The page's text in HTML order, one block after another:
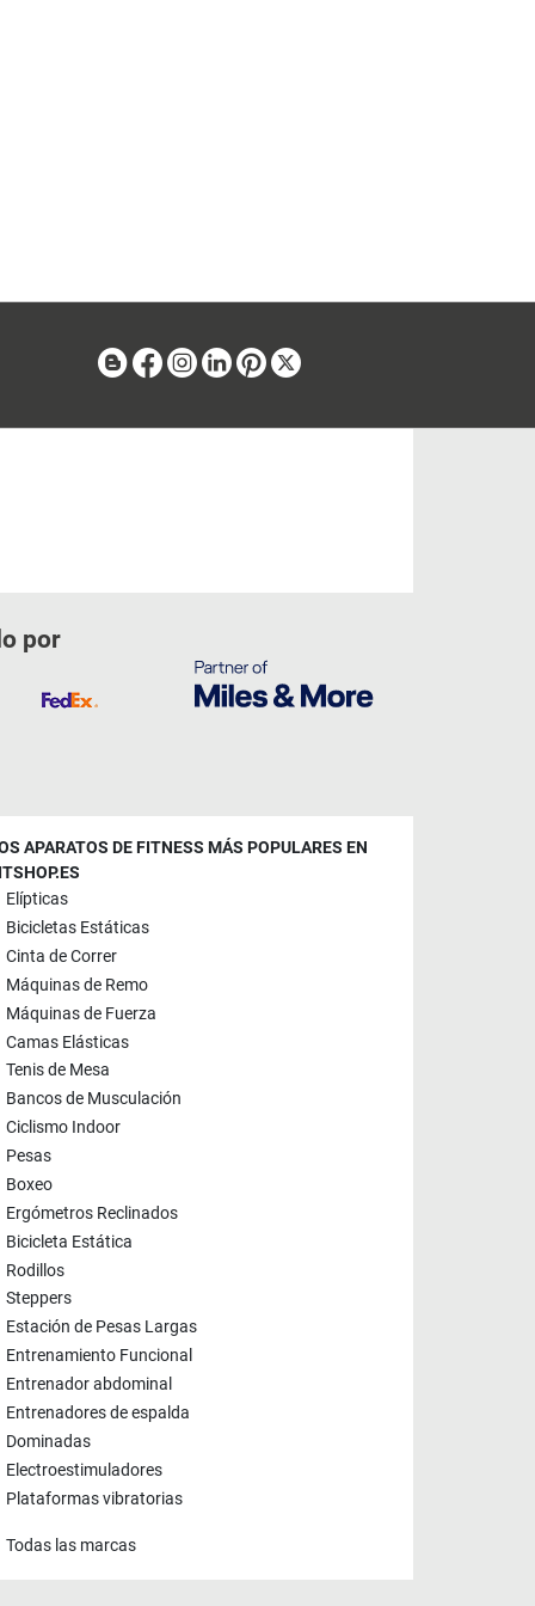
BlogFacebook
Instagram
LinkedinPinterest
por
APARATOS DE FITNESS MÁS POPULARES EN
Elípticas
Bicicletas Estáticas
Cinta de Correr
Máquinas de Remo
Máquinas de Fuerza
Camas Elásticas
Tenis de Mesa
Bancos de Musculación
Ciclismo Indoor
Pesas
Boxeo
Ergómetros Reclinados
Bicicleta Estática
Rodillos
Steppers
Estación de Pesas Largas
Entrenamiento Funcional
Entrenador abdominal
Entrenadores de espalda
Dominadas
Electroestimuladores
Plataformas vibratorias
Todas las marcas